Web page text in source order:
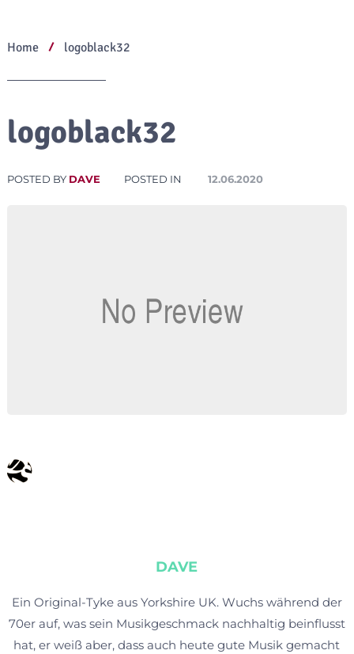
Home logoblack32
logoblack32
POSTED BY DAVE POSTED IN 12.06.2020
DAVE
Ein Original-Tyke aus Yorkshire UK. Wuchs während der
70er auf, was sein Musikgeschmack nachhaltig beinflusst
hat, er weiß aber, dass auch heute gute Musik gemacht